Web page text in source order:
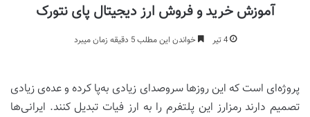
آموزش خرید و فروش ارز دیجیتال پای نتورک
4 تیر خواندن این مطلب 5 دقیقه زمان میبرد
پروژه‌ای است که این روزها سروصدای زیادی به‌پا کرده و عده‌ی زیادی
تصمیم دارند رمزارز این پلتفرم را به ارز فیات تبدیل کنند. ایرانی‌ها